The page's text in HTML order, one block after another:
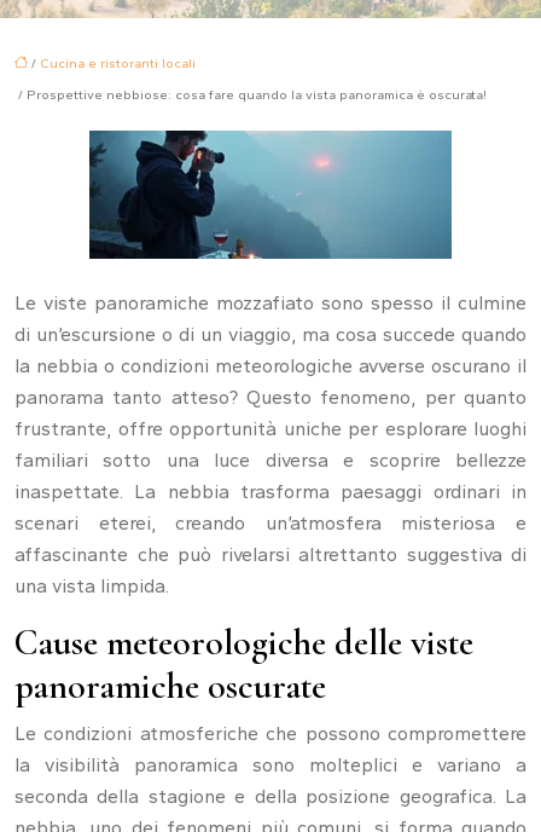
/ Cucina e ristoranti locali
/ Prospettive nebbiose: cosa fare quando la vista panoramica è oscurata!
Le viste panoramiche mozzafiato sono spesso il culmine
di un’escursione o di un viaggio, ma cosa succede quando
la nebbia o condizioni meteorologiche avverse oscurano il
panorama tanto atteso? Questo fenomeno, per quanto
frustrante, offre opportunità uniche per esplorare luoghi
familiari sotto una luce diversa e scoprire bellezze
inaspettate. La nebbia trasforma paesaggi ordinari in
scenari eterei, creando un’atmosfera misteriosa e
affascinante che può rivelarsi altrettanto suggestiva di
una vista limpida.
Cause meteorologiche delle viste
panoramiche oscurate
Le condizioni atmosferiche che possono compromettere
la visibilità panoramica sono molteplici e variano a
seconda della stagione e della posizione geografica. La